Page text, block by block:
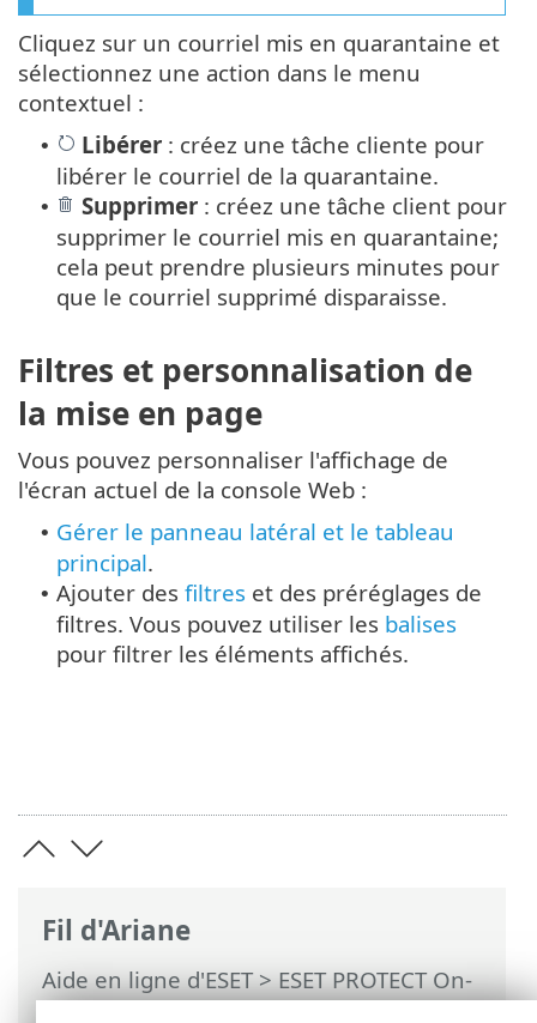
Fil d'Ariane
Aide en ligne d'ESET>ESET PROTECT On-
Prem>Utilisation de ESET PROTECT On-
Cliquez sur un courriel mis en quarantaine et
sélectionnez une action dans le menu
contextuel :
• Libérer : créez une tâche cliente pour
libérer le courriel de la quarantaine.
• Supprimer : créez une tâche client pour
supprimer le courriel mis en quarantaine;
cela peut prendre plusieurs minutes pour
que le courriel supprimé disparaisse.
Filtres et personnalisation de
la mise en page
Vous pouvez personnaliser l'affichage de
l'écran actuel de la console Web :
• Gérer le panneau latéral et le tableau
principal.
• Ajouter des filtres et des préréglages de
filtres. Vous pouvez utiliser les balises
pour filtrer les éléments affichés.